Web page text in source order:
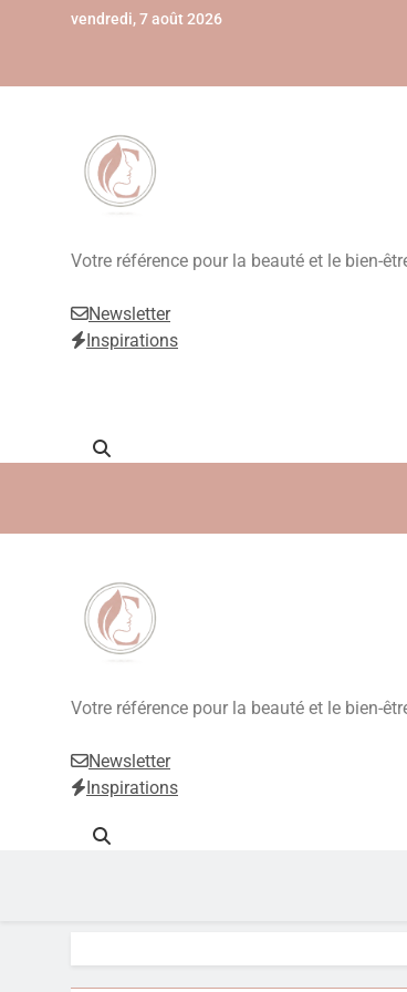
vendredi, 7 août 2026
Beauté,
Votre référence pour la beauté et le bien-
Newsletter
Inspirations
Beauté,
Votre référence pour la beauté et le bien-
Newsletter
Inspirations